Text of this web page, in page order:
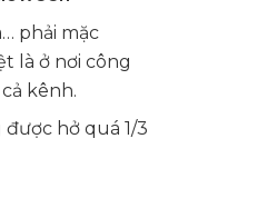
phải mặc
là ở nơi công
kênh.
hở quá 1/3